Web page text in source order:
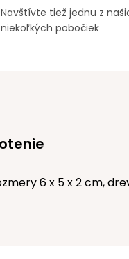
Navštívte tiež jednu z
niekoľkých pobočiek
6 x 5 x 2 cm,